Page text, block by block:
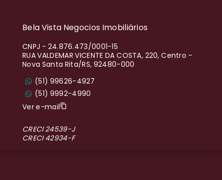
Bela Vista Negocios Imobiliários
CNPJ - 24.876.473/0001-15
RUA VALDEMAR VICENTE DA COSTA, 220, Centro -
Nova Santa Rita/RS, 92480-000
(51) 99626-4927
(51) 9992-4990
Ver e-mail
CRECI 24539-J
CRECI 42934-F